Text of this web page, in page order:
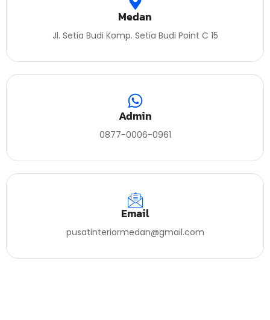
Medan
Jl. Setia Budi Komp. Setia Budi Point C 15
Admin
0877-0006-0961
Email
pusatinteriormedan@gmail.com